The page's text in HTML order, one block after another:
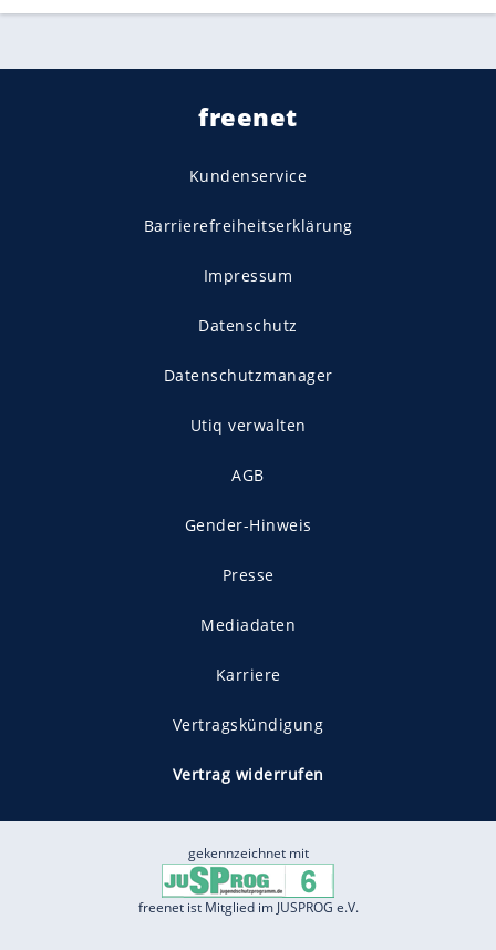
freenet
Kundenservice
Barrierefreiheitserklärung
Impressum
Datenschutz
Datenschutzmanager
Utiq verwalten
AGB
Gender-Hinweis
Presse
Mediadaten
Karriere
Vertragskündigung
Vertrag widerrufen
gekennzeichnet mit
freenet ist Mitglied im JUSPROG e.V.